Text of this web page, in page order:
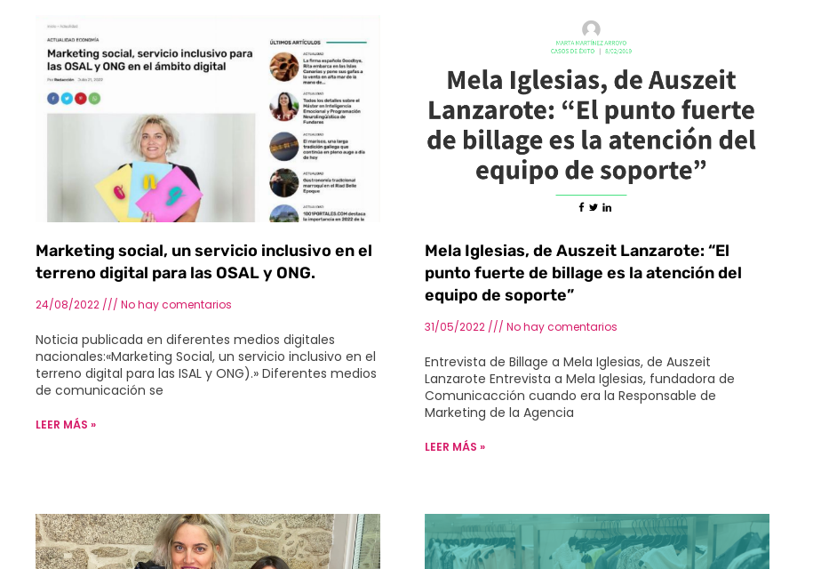
Marketing social, un servicio inclusivo en el
terreno digital para las OSAL y ONG.
24/08/2022 No hay comentarios
Noticia publicada en diferentes medios digitales
nacionales:«Marketing Social, un servicio inclusivo en el
terreno digital para las ISAL y ONG).» Diferentes medios
de comunicación se
LEER MÁS »
Mela Iglesias, de Auszeit Lanzarote: “El
punto fuerte de billage es la atención del
equipo de soporte”
31/05/2022 No hay comentarios
Entrevista de Billage a Mela Iglesias, de Auszeit
Lanzarote Entrevista a Mela Iglesias, fundadora de
Comunicacción cuando era la Responsable de
Marketing de la Agencia
LEER MÁS »